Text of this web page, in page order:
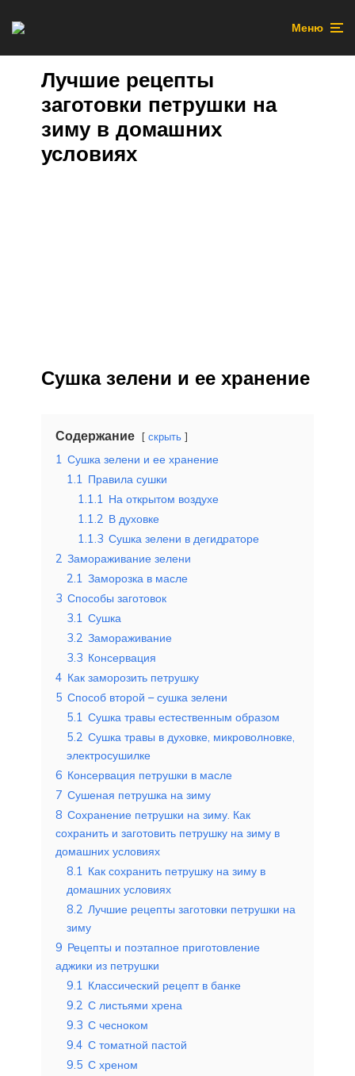
Меню
Лучшие рецепты
заготовки петрушки на
зиму в домашних
условиях
Сушка зелени и ее хранение
Содержание скрыть
1 Сушка зелени и ее хранение
1.1 Правила сушки
1.1.1 На открытом воздухе
1.1.2 В духовке
1.1.3 Сушка зелени в дегидраторе
2 Замораживание зелени
2.1 Заморозка в масле
3 Способы заготовок
3.1 Сушка
3.2 Замораживание
3.3 Консервация
4 Как заморозить петрушку
5 Способ второй – сушка зелени
5.1 Сушка травы естественным образом
5.2 Сушка травы в духовке, микроволновке,
электросушилке
6 Консервация петрушки в масле
7 Сушеная петрушка на зиму
8 Сохранение петрушки на зиму. Как
сохранить и заготовить петрушку на зиму в
домашних условиях
8.1 Как сохранить петрушку на зиму в
домашних условиях
8.2 Лучшие рецепты заготовки петрушки на
зиму
9 Рецепты и поэтапное приготовление
аджики из петрушки
9.1 Классический рецепт в банке
9.2 С листьями хрена
9.3 С чесноком
9.4 С томатной пастой
9.5 С хреном